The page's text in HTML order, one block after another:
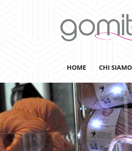
HOME CHI SIAMO